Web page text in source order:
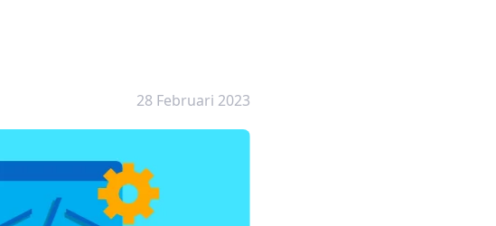
28 Februari 2023